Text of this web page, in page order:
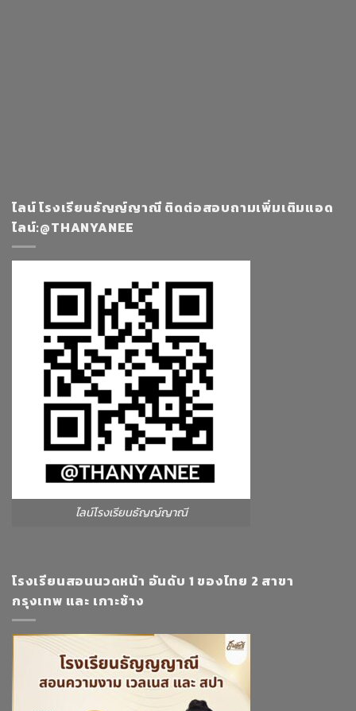
ไลน์ โรงเรียนธัญญ์ญาณี ติดต่อสอบถามเพิ่มเติมแอด
ไลน์:@THANYANEE
ไลน์โรงเรียนธัญญ์ญาณี
โรงเรียนสอนนวดหน้า อันดับ 1 ของไทย 2 สาขา
กรุงเทพ และ เกาะช้าง